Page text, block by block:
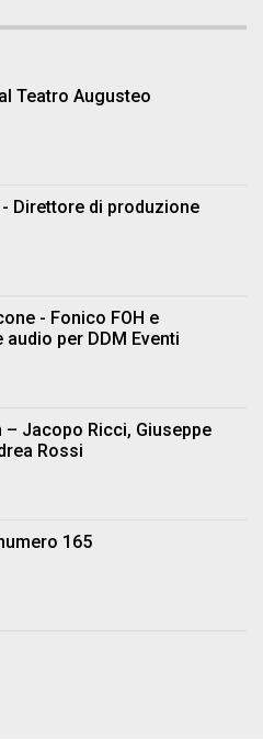
Teatro Augusteo
Direttore di produzione
- Fonico FOH e
per DDM Eventi
– Jacopo Ricci, Giuseppe
Rossi
165